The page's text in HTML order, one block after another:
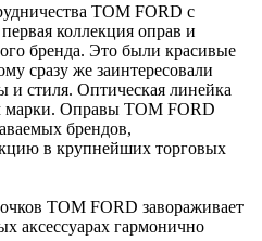
TOM FORD с
коллекция оправ и
бренда. Это были красивые
сразу же заинтересовали
и стиля. Оптическая линейка
марки. Оправы TOM FORD
брендов,
в крупнейших торговых
TOM FORD завораживает
аксессуарах гармонично